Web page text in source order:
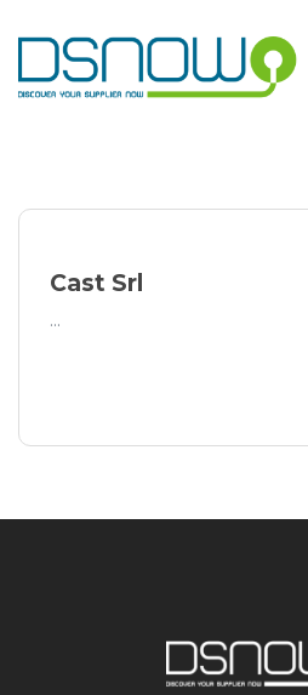
to
content
Cast Srl
...